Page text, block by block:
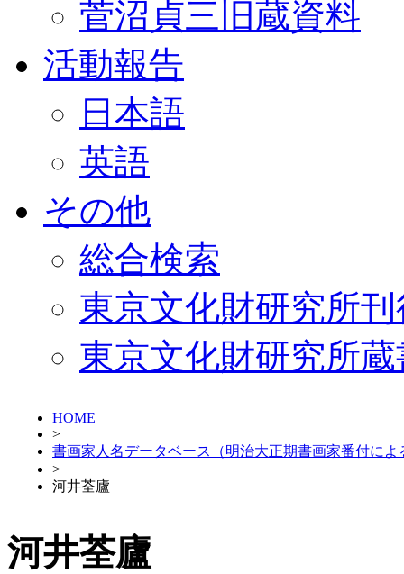
菅沼貞三旧蔵資料
活動報告
日本語
英語
その他
総合検索
東京文化財研究所
東京文化財研究所
HOME
>
書画家人名データベース（明治大正期書画家番付によ
>
河井荃廬
河井荃廬